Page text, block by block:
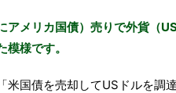
アメリカ国債）売りで外貨（
模様です。
米国債を売却してUSドルを調